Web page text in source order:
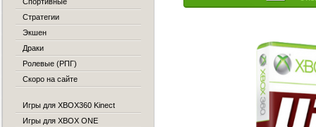
Стратегии
Экшен
Драки
Ролевые (РПГ)
Скоро на сайте
Игры для XBOX360 Kinect
Игры для XBOX ONE